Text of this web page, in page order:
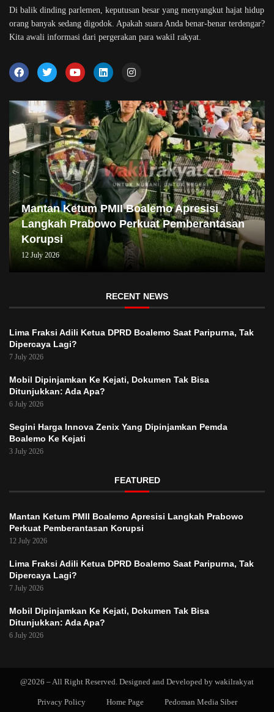
Di balik dinding parlemen, keputusan besar yang menyangkut hajat hidup
orang banyak sedang digodok. Apakah suara Anda benar-benar terdengar?
Kita awali informasi dari pergerakan para wakil rakyat.
Mantan Ketum PMII Boalemo Apresisi
Langkah Prabowo Perkuat Pemberantasan
Korupsi
12 July 2026
RECENT NEWS
Lima Fraksi Adili Ketua DPRD Boalemo Saat Paripurna, Tak
Dipercaya Lagi?
7 July 2026
Mobil Dipinjamkan Ke Kejati, Dokumen Tak Bisa
Ditunjukkan: Ada Apa?
6 July 2026
Segini Harga Innova Zenix Yang Dipinjamkan Pemda
Boalemo Ke Kejati
3 July 2026
FEATURED
Mantan Ketum PMII Boalemo Apresisi Langkah Prabowo
Perkuat Pemberantasan Korupsi
12 July 2026
Lima Fraksi Adili Ketua DPRD Boalemo Saat Paripurna, Tak
Dipercaya Lagi?
7 July 2026
Mobil Dipinjamkan Ke Kejati, Dokumen Tak Bisa
Ditunjukkan: Ada Apa?
6 July 2026
@2026 – All Right Reserved. Designed and Developed by wakilrakyat
Privacy Policy Home Page Pedoman Media Siber